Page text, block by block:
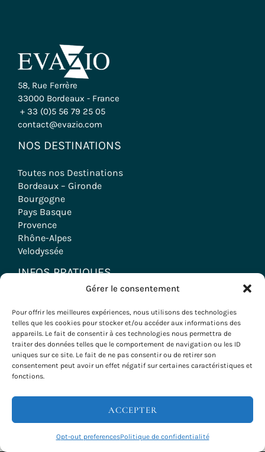
Gérer le consentement
Pour offrir les meilleures expériences, nous utilisons des technologies
telles que les cookies pour stocker et/ou accéder aux informations des
appareils. Le fait de consentir à ces technologies nous permettra de
traiter des données telles que le comportement de navigation ou les ID
uniques sur ce site. Le fait de ne pas consentir ou de retirer son
consentement peut avoir un effet négatif sur certaines caractéristiques et
fonctions.
ACCEPTER
Opt-out preferencesPolitique de confidentialité
INFOS & RÉSERVATIONS
58, Rue Ferrère
33000 Bordeaux - France
+ 33 (0)5 56 79 25 05
contact@evazio.com
NOS DESTINATIONS
Toutes nos Destinations
Bordeaux – Gironde
Bourgogne
Pays Basque
Provence
Rhône-Alpes
Velodyssée
INFOS PRATIQUES
FAQ
Témoignages
Contact
Mentions légales
CGV
Politique de cookies
NOS VOYAGES
Voyages à vélo
Randonnées